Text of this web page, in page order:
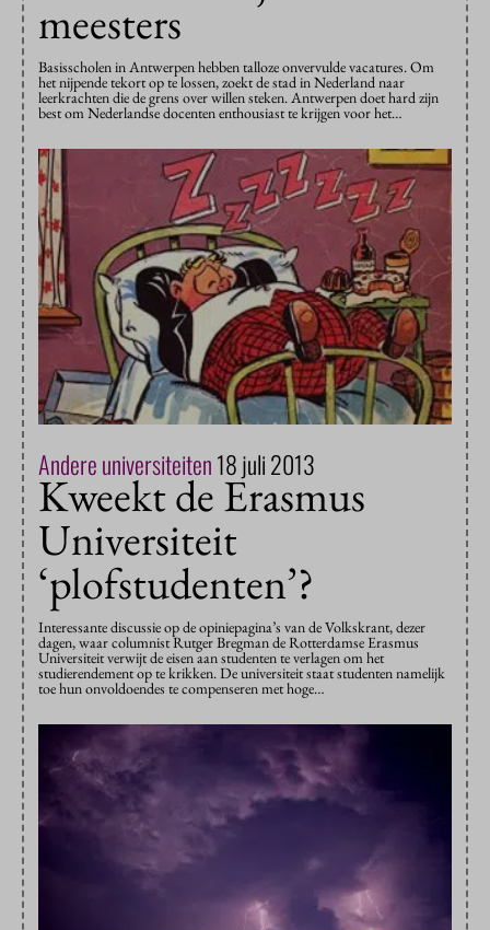
meesters
Basisscholen in Antwerpen hebben talloze onvervulde vacatures. Om
het nijpende tekort op te lossen, zoekt de stad in Nederland naar
leerkrachten die de grens over willen steken. Antwerpen doet hard zijn
best om Nederlandse docenten enthousiast te krijgen voor het…
Andere universiteiten18 juli 2013
Kweekt de Erasmus
Universiteit
‘plofstudenten’?
Interessante discussie op de opiniepagina’s van de Volkskrant, dezer
dagen, waar columnist Rutger Bregman de Rotterdamse Erasmus
Universiteit verwijt de eisen aan studenten te verlagen om het
studierendement op te krikken. De universiteit staat studenten namelijk
toe hun onvoldoendes te compenseren met hoge…